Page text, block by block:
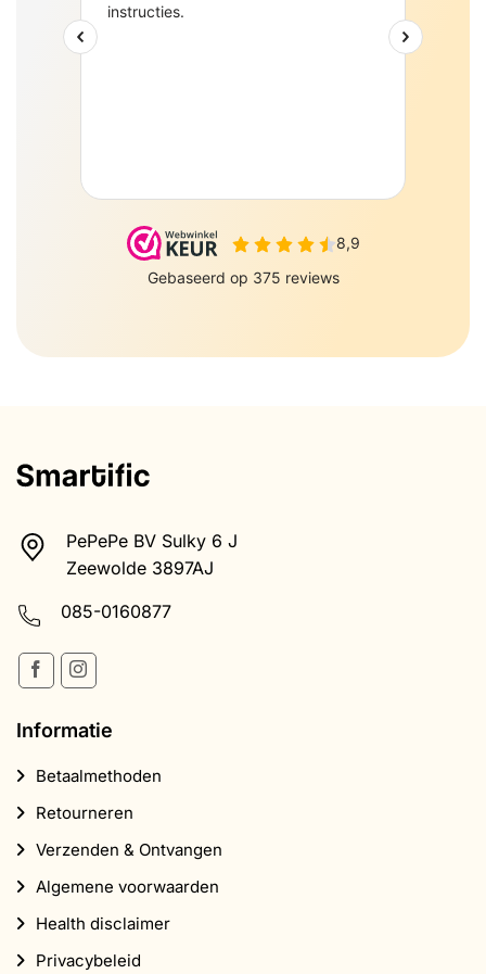
PePePe BV Sulky 6 J
Zeewolde 3897AJ
085-0160877
Informatie
Betaalmethoden
Retourneren
Verzenden & Ontvangen
Algemene voorwaarden
Health disclaimer
Privacybeleid